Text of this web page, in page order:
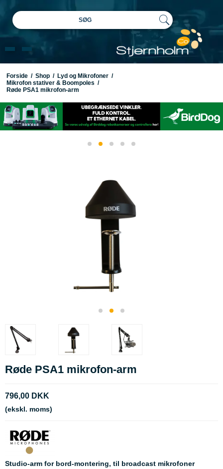
SØG
Forside / Shop / Lyd og Mikrofoner /
Mikrofon stativer & Boompoles /
Røde PSA1 mikrofon-arm
Røde PSA1 mikrofon-arm
796,00 DKK
(ekskl. moms)
Studio-arm for bord-montering, til broadcast mikrofoner